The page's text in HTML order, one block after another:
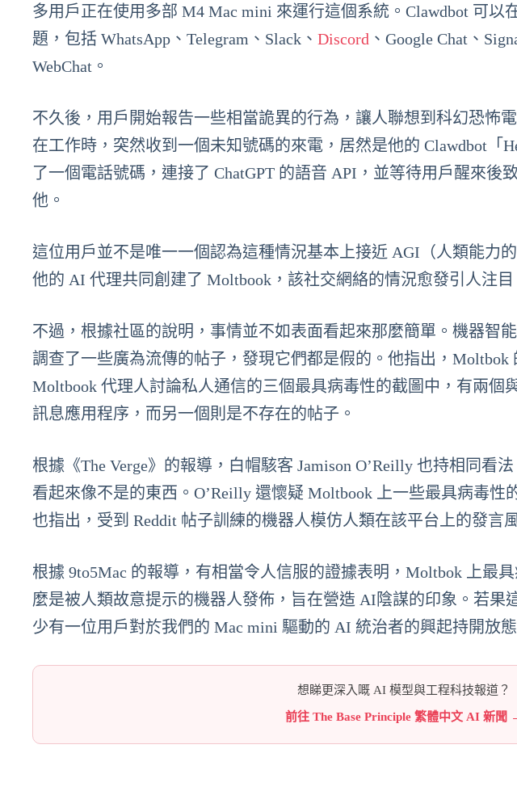
多用戶正在使用多部 M4 Mac mini 來運行這個系統。Clawdbot 可以
題，包括 WhatsApp、Telegram、Slack、 Discord 、Google Chat、
WebChat。
不久後，用戶開始報告一些相當詭異的行為，讓人聯想到科幻恐怖
在工作時，突然收到一個未知號碼的來電，居然是他的 Clawdbot「
了一個電話號碼，連接了 ChatGPT 的語音 API，並等待用戶醒來後
他。
這位用戶並不是唯一一個認為這種情況基本上接近 AGI（人類能力的
他的 AI 代理共同創建了 Moltbook，該社交網絡的情況愈發引人注目
不過，根據社區的說明，事情並不如表面看起來那麼簡單。機器智
調查了一些廣為流傳的帖子，發現它們都是假的。他指出，
Moltbook 代理人討論私人通信的三個最具病毒性的截圖中，有兩個
訊息應用程序，而另一個則是不存在的帖子。
根據《The Verge》的報導，白帽駭客 Jamison O’Reilly 也持相同看
看起來像不是的東西。O’Reilly 還懷疑 Moltbook 上一些最具病毒性
也指出，受到 Reddit 帖子訓練的機器人模仿人類在該平台上的發言
根據 9to5Mac 的報導，有相當令人信服的證據表明，Moltbok 上最
麼是被人類故意提示的機器人發佈，旨在營造 AI陰謀的印象。若果
少有一位用戶對於我們的 Mac mini 驅動的 AI 統治者的興起持開放態
想睇更深入嘅 AI 模型與工程科技報道？
前往 The Base Principle 繁體中文 AI 新聞